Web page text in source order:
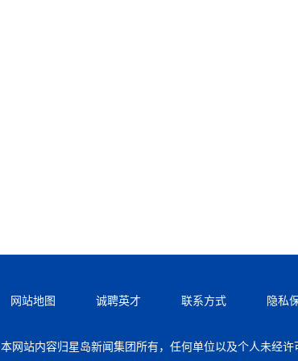
网站地图 诚聘英才 联系方式 隐私
本网站内容归星岛新闻集团所有，任何单位以及个人未经许